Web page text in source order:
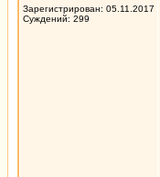
Зарегистрирован: 05.11.2017
Суждений: 299